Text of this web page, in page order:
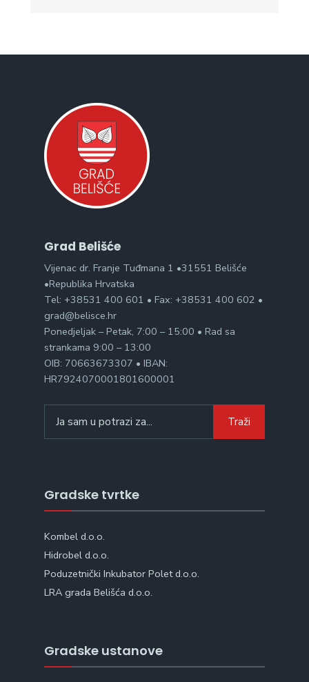
Grad Belišće
Vijenac dr. Franje Tuđmana 1 •31551 Belišće
•Republika Hrvatska
Tel: +38531 400 601 • Fax: +38531 400 602 •
grad@belisce.hr
Ponedjeljak – Petak, 7:00 – 15:00 • Rad sa
strankama 9:00 – 13:00
OIB: 70663673307 • IBAN:
HR7924070001801600001
for:
Traži
Gradske tvrtke
Kombel d.o.o.
Hidrobel d.o.o.
Poduzetnički Inkubator Polet d.o.o.
LRA grada Belišća d.o.o.
Gradske ustanove